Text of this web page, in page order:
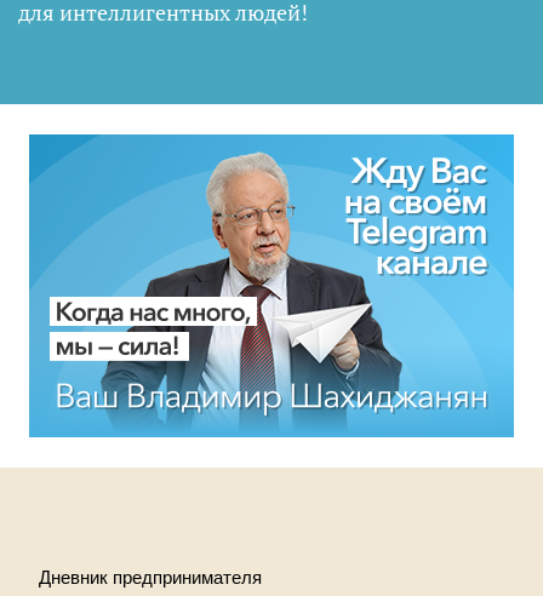
для интеллигентных людей!
Дневник предпринимателя